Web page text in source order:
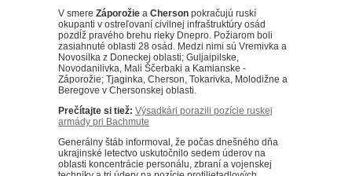
V smere Záporožie a Cherson pokračujú ruskí
okupanti v ostreľovaní civilnej infraštruktúry osád
pozdĺž pravého brehu rieky Dnepro. Požiarom boli
zasiahnuté oblasti 28 osád. Medzi nimi sú Vremivka a
Novosilka z Doneckej oblasti; Guljaipilske,
Novodanilivka, Mali Ščerbaki a Kamianske -
Záporožie; Tjaginka, Cherson, Tokarivka, Molodižne a
Beregove v Chersonskej oblasti.
Prečítajte si tiež: Výsadkári porazili pozície ruskej
armády pri Bachmute
Generálny štáb informoval, že počas dnešného dňa
ukrajinské letectvo uskutočnilo sedem úderov na
oblasti koncentrácie personálu, zbraní a vojenskej